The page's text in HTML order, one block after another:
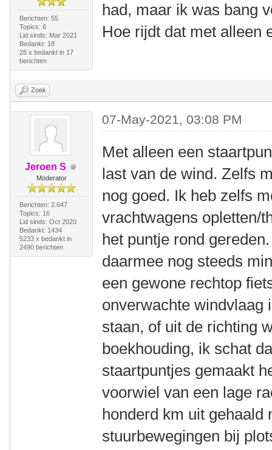
Berichten: 55
Topics: 6
Lid sinds: Mar 2021
Bedankt: 18
28 x bedankt in 17
berichten
had, maar ik was bang
Hoe rijdt dat met alleen
Zoek
Jeroen S
Moderator
Berichten: 2.647
Topics: 16
Lid sinds: Oct 2020
Bedankt: 1434
5233 x bedankt in
2490 berichten
07-May-2021, 03:08 PM
Met alleen een
last van de wind. Zelfs
nog goed. Ik heb zelfs
vrachtwagens opletten/
het puntje rond
daarmee nog steeds
een gewone rechtop
onverwachte windvlaag
staan, of uit de richting
boekhouding, ik schat
staartpuntjes gemaakt
voorwiel van een lage
honderd km uit gehaald
stuurbewegingen bij